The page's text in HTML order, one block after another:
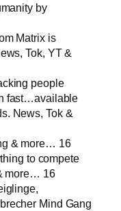
by
Matrix is
Tok, YT &
people
fast…available
News, Tok &
& more… 16
to compete
more… 16
Mind Gang